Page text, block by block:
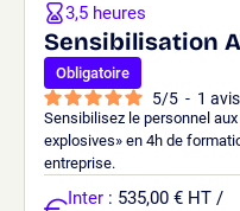
Sensibilisation
Obligatoire
5/5 - 1 avis
Sensibilisez le personnel
explosives» en 4h de
entreprise.
3,5 heures
Inter : 535,00 € HT /